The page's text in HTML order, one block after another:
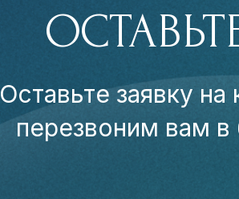
Оставьте заявку
перезвоним вам